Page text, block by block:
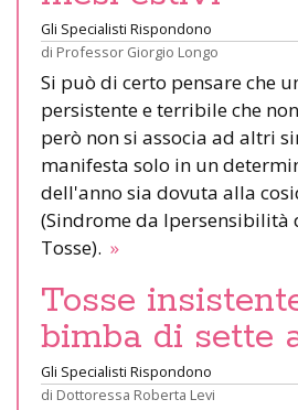
Gli Specialisti Rispondono
di Professor Giorgio Longo
Si può di certo pensare che
persistente e terribile che
però non si associa ad altri
manifesta solo in un
dell'anno sia dovuta alla
(Sindrome da Ipersensibilità
Tosse). »
Tosse
bimba di sette
Gli Specialisti Rispondono
di Dottoressa Roberta Levi